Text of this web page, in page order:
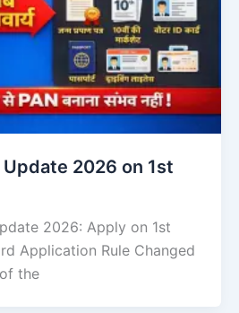
Update 2026 on 1st
2026: Apply on 1st
Application Rule Changed
the